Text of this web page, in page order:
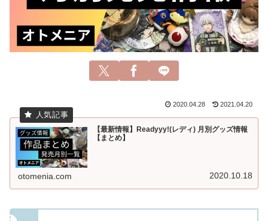
2020.04.28 2021.04.20
【最新情報】Readyyy!(レディ) 月別グッズ情報
【まとめ】
otomenia.com 2020.10.18